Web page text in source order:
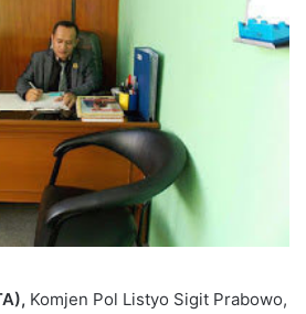
Komjen Pol Listyo Sigit Prabowo,